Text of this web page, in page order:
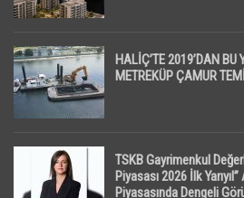
HALİÇ’TE 2019’DAN
METREKÜP ÇAMUR
TSKB Gayrimenkul
Piyasası 2026 İlk
Piyasasında Dengeli